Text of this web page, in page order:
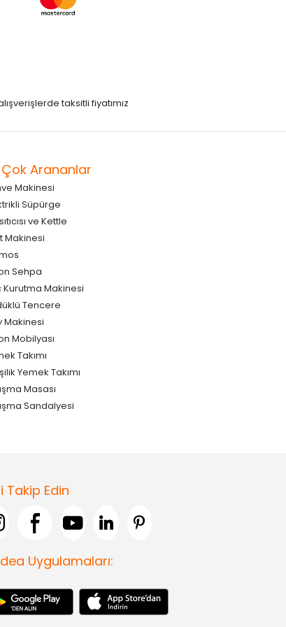
taksitli fiyatımız
Çok Arananlar
Makinesi
Süpürge
ve Kettle
Makinesi
Sehpa
Kurutma Makinesi
Tencere
Makinesi
Mobilyası
Takımı
Yemek Takımı
Masası
Sandalyesi
Takip Edin
Uygulamaları: